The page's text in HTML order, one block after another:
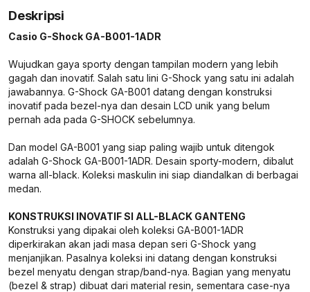
Deskripsi
Casio G-Shock GA-B001-1ADR
Wujudkan gaya sporty dengan tampilan modern yang lebih
gagah dan inovatif. Salah satu lini G-Shock yang satu ini adalah
jawabannya. G-Shock GA-B001 datang dengan konstruksi
inovatif pada bezel-nya dan desain LCD unik yang belum
pernah ada pada G-SHOCK sebelumnya.
Dan model GA-B001 yang siap paling wajib untuk ditengok
adalah G-Shock GA-B001-1ADR. Desain sporty-modern, dibalut
warna all-black. Koleksi maskulin ini siap diandalkan di berbagai
medan.
KONSTRUKSI INOVATIF SI ALL-BLACK GANTENG
Konstruksi yang dipakai oleh koleksi GA-B001-1ADR
diperkirakan akan jadi masa depan seri G-Shock yang
menjanjikan. Pasalnya koleksi ini datang dengan konstruksi
bezel menyatu dengan strap/band-nya. Bagian yang menyatu
(bezel & strap) dibuat dari material resin, sementara case-nya